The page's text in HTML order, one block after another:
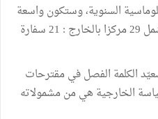
السنوية، وستكون واسعة
النطاق، حسب مصدر مطّلع، إذ ستشمل 29 مركزا بالخارج : 21 سفارة
الكلمة الفصل في مقترحات
الخارجية هي من مشمولاته